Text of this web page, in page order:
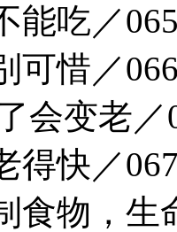
能吃／
可惜／
会变老／
得快／
食物，生